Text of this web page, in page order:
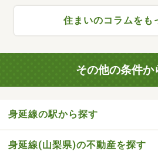
住まいのコラムをも
その他の条件か
身延線の駅から探す
身延線(山梨県)の不動産を探す